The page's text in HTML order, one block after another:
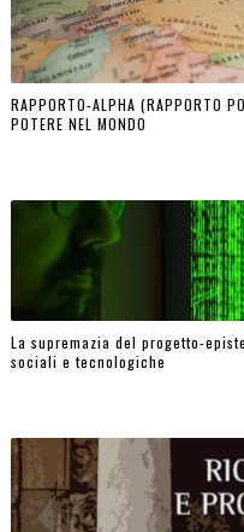
RAPPORTO-ALPHA (RAPPORTO
POTERE NEL MONDO
La supremazia del progetto-
sociali e tecnologiche